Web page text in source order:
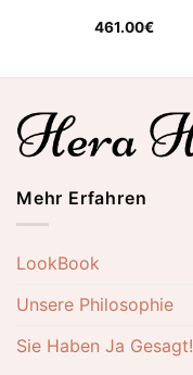
461.00€
Mehr Erfahren
LookBook
Unsere Philosophie
Sie Haben Ja Gesagt!